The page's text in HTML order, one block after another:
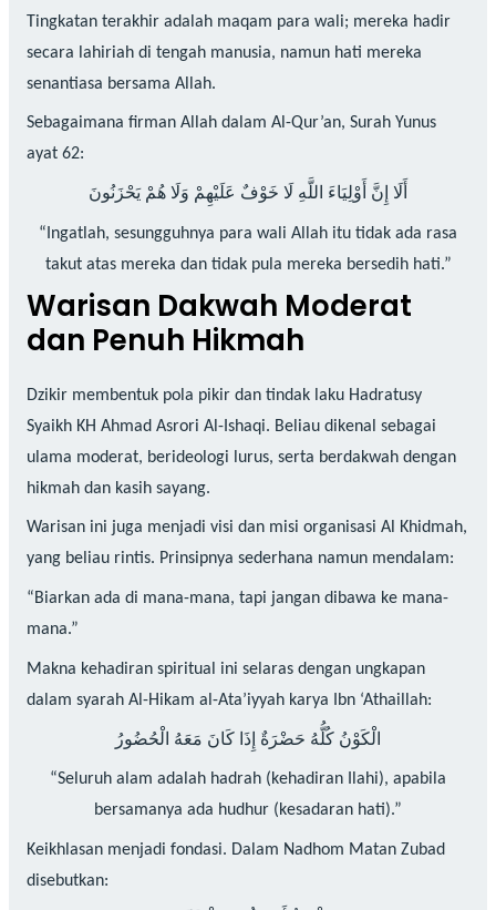
Tingkatan terakhir adalah maqam para wali; mereka hadir
secara lahiriah di tengah manusia, namun hati mereka
senantiasa bersama Allah.
Sebagaimana firman Allah dalam Al-Qur’an, Surah Yunus
ayat 62:
أَلَا إِنَّ أَوْلِيَاءَ اللَّهِ لَا خَوْفٌ عَلَيْهِمْ وَلَا هُمْ يَحْزَنُونَ
“Ingatlah, sesungguhnya para wali Allah itu tidak ada rasa
takut atas mereka dan tidak pula mereka bersedih hati.”
Warisan Dakwah Moderat
dan Penuh Hikmah
Dzikir membentuk pola pikir dan tindak laku Hadratusy
Syaikh KH Ahmad Asrori Al-Ishaqi. Beliau dikenal sebagai
ulama moderat, berideologi lurus, serta berdakwah dengan
hikmah dan kasih sayang.
Warisan ini juga menjadi visi dan misi organisasi Al Khidmah,
yang beliau rintis. Prinsipnya sederhana namun mendalam:
“Biarkan ada di mana-mana, tapi jangan dibawa ke mana-
mana.”
Makna kehadiran spiritual ini selaras dengan ungkapan
dalam syarah Al-Hikam al-Ata’iyyah karya Ibn ‘Athaillah:
الْكَوْنُ كُلُّهُ حَضْرَةٌ إِذَا كَانَ مَعَهُ الْحُضُورُ
“Seluruh alam adalah hadrah (kehadiran Ilahi), apabila
bersamanya ada hudhur (kesadaran hati).”
Keikhlasan menjadi fondasi. Dalam Nadhom Matan Zubad
disebutkan: